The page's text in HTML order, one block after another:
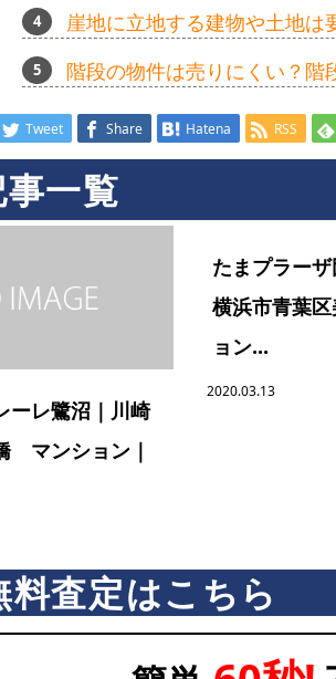
崖地に立地する建物や土地
階段の物件は売りにくい？階
Tweet Share Hatena RSS
一覧
ーレ鷺沼｜川崎
マンション｜
たまプラー
横浜市青葉
ョン...
2020.03.13
料査定はこちら